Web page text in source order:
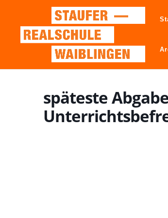
späteste